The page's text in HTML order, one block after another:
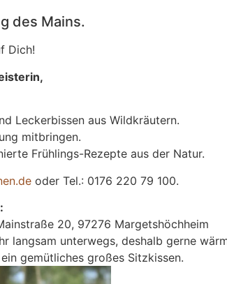
des Mains.
Dich!
Leckerbissen aus Wildkräutern.
mitbringen.
Frühlings-Rezepte aus der Natur.
oder Tel.: 0176 220 79 100.
20, 97276 Margetshöchheim
unterwegs, deshalb gerne
gemütliches großes Sitzkissen.